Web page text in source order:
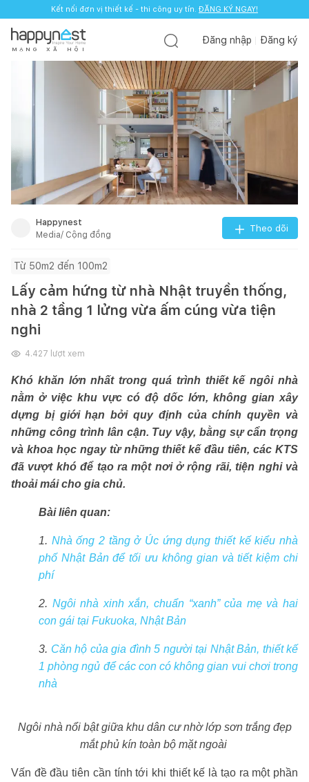
Kết nối đơn vị thiết kế - thi công uy tín. ĐĂNG KÝ NGAY!
M Ạ N G X Ã H Ộ I
Đăng nhập Đăng ký
Happynest
Media/ Cộng đồng
Theo dõi
Từ 50m2 đến 100m2
Lấy cảm hứng từ nhà Nhật truyền thống,
nhà 2 tầng 1 lửng vừa ấm cúng vừa tiện
nghi
4.427 lượt xem
Khó khăn lớn nhất trong quá trình thiết kế ngôi nhà
nằm ở việc khu vực có độ dốc lớn, không gian xây
dựng bị giới hạn bởi quy định của chính quyền và
những công trình lân cận. Tuy vậy, bằng sự cẩn trọng
và khoa học ngay từ những thiết kế đầu tiên, các KTS
đã vượt khó để tạo ra một nơi ở rộng rãi, tiện nghi và
thoải mái cho gia chủ.
Bài liên quan:
1. Nhà ống 2 tầng ở Úc ứng dụng thiết kế kiểu nhà
phố Nhật Bản để tối ưu không gian và tiết kiệm chi
phí
2. Ngôi nhà xinh xắn, chuẩn “xanh” của mẹ và hai
con gái tại Fukuoka, Nhật Bản
3. Căn hộ của gia đình 5 người tại Nhật Bản, thiết kế
1 phòng ngủ để các con có không gian vui chơi trong
nhà
Ngôi nhà nổi bật giữa khu dân cư nhờ lớp sơn trắng đẹp
mắt phủ kín toàn bộ mặt ngoài
Vấn đề đầu tiên cần tính tới khi thiết kế là tạo ra một phần